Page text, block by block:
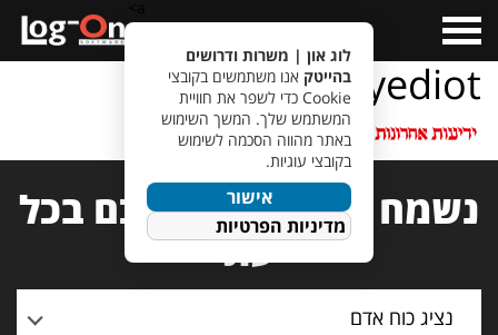
Menu
yediot
נשמח לעמוד לרשותכם בכל
עת
נציג כוח אדם
לוג און | משרות ודרושים
בהייטק אנו משתמשים בקובצי
Cookie כדי לשפר את חוויית
המשתמש שלך. המשך השימוש
באתר מהווה הסכמה לשימוש
בקובצי עוגיות.
אישור
מדיניות הפרטיות